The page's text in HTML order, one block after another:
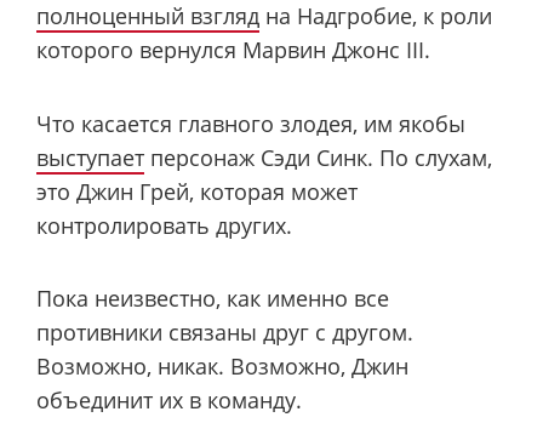
полноценный взгляд на Надгробие, к роли
которого вернулся Марвин Джонс III.
Что касается главного злодея, им якобы
выступает персонаж Сэди Синк. По слухам,
это Джин Грей, которая может
контролировать других.
Пока неизвестно, как именно все
противники связаны друг с другом.
Возможно, никак. Возможно, Джин
объединит их в команду.